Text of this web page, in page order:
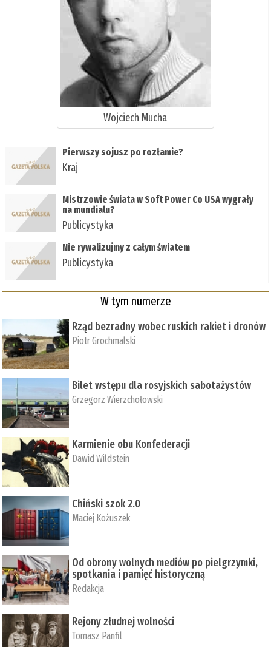
Wojciech Mucha
Pierwszy sojusz po rozłamie?
Kraj
Mistrzowie świata w Soft Power Co USA wygrały
na mundialu?
Publicystyka
Nie rywalizujmy z całym światem
Publicystyka
W tym numerze
Rząd bezradny wobec ruskich rakiet i dronów
Piotr Grochmalski
Bilet wstępu dla rosyjskich sabotażystów
Grzegorz Wierzchołowski
Karmienie obu Konfederacji
Dawid Wildstein
Chiński szok 2.0
Maciej Kożuszek
Od obrony wolnych mediów po pielgrzymki,
spotkania i pamięć historyczną
Redakcja
Rejony złudnej wolności
Tomasz Panfil